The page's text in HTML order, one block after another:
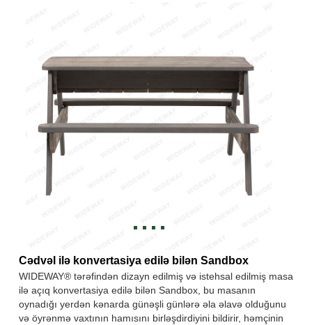
Cədvəl ilə konvertasiya edilə bilən Sandbox
WIDEWAY® tərəfindən dizayn edilmiş və istehsal edilmiş masa
ilə açıq konvertasiya edilə bilən Sandbox, bu masanın
oynadığı yerdən kənarda günəşli günlərə əla əlavə olduğunu
və öyrənmə vaxtının hamısını birləşdirdiyini bildirir, həmçinin